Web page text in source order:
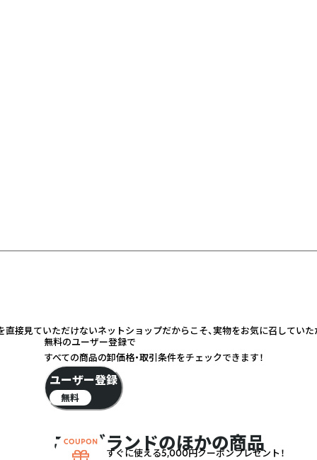
ていただけないネットショップだからこそ、実物をお気に召して
このブランドのほかの商品
無料のユーザー登録で
すべての商品の卸価格・取引条件をチェックできます！
ユーザー登録
無料
すぐに使える5,000円クーポンプレゼント！